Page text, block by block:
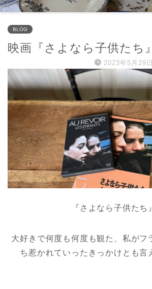
BLOG
映画『さよなら子供たち』
2023年5月29日
『さよなら子供たち』
大好きで何度も何度も観た、私がフ
ち惹かれていったきっかけとも言